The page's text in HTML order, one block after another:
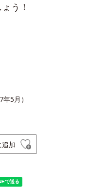
う！
5月）
加